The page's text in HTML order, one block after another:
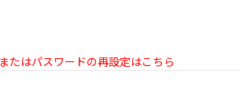
たはパスワードの再設定はこちら